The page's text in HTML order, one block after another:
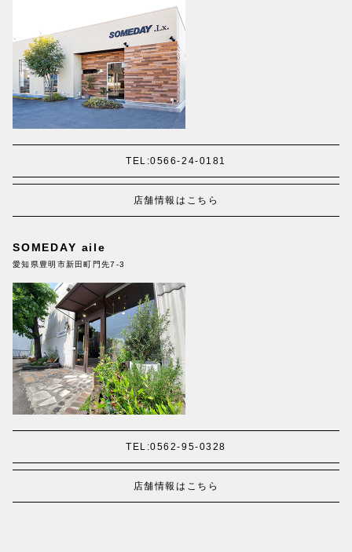
TEL:0566-24-0181
店舗情報はこちら
SOMEDAY aile
愛知県豊明市新田町門先7-3
TEL:0562-95-0328
店舗情報はこちら